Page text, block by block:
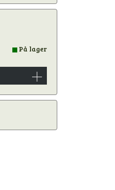
På lager